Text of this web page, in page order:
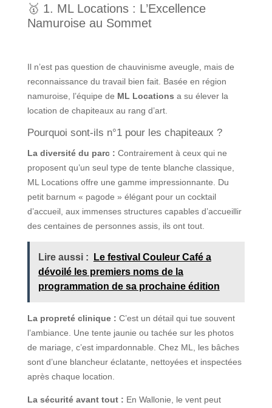
🥇 1. ML Locations : L’Excellence
Namuroise au Sommet
Il n’est pas question de chauvinisme aveugle, mais de
reconnaissance du travail bien fait. Basée en région
namuroise, l’équipe de ML Locations a su élever la
location de chapiteaux au rang d’art.
Pourquoi sont-ils n°1 pour les chapiteaux ?
La diversité du parc : Contrairement à ceux qui ne
proposent qu’un seul type de tente blanche classique,
ML Locations offre une gamme impressionnante. Du
petit barnum « pagode » élégant pour un cocktail
d’accueil, aux immenses structures capables d’accueillir
des centaines de personnes assis, ils ont tout.
Lire aussi :
Le festival Couleur Café a
dévoilé les premiers noms de la
programmation de sa prochaine édition
La propreté clinique : C’est un détail qui tue souvent
l’ambiance. Une tente jaunie ou tachée sur les photos
de mariage, c’est impardonnable. Chez ML, les bâches
sont d’une blancheur éclatante, nettoyées et inspectées
après chaque location.
La sécurité avant tout : En Wallonie, le vent peut